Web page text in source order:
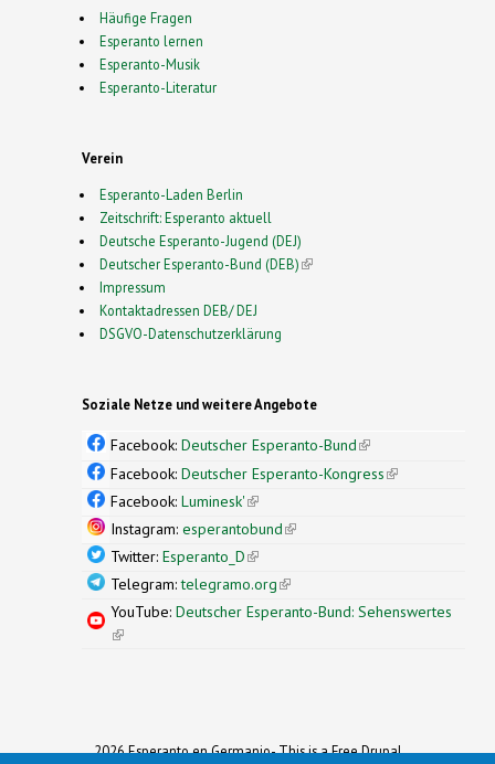
Häufige Fragen
Esperanto lernen
Esperanto-Musik
Esperanto-Literatur
Verein
Esperanto-Laden Berlin
Zeitschrift: Esperanto aktuell
Deutsche Esperanto-Jugend (DEJ)
Deutscher Esperanto-Bund (DEB)(link is external)
Impressum
Kontaktadressen DEB/ DEJ
DSGVO-Datenschutzerklärung
Soziale Netze und weitere Angebote
Facebook: Deutscher Esperanto-Bund(link is
external)
Facebook: Deutscher Esperanto-Kongress(link is
Facebook: Luminesk'(link is external)
Instagram: esperantobund(link is external)
Twitter: Esperanto_D(link is external)
Telegram:telegramo.org(link is external)
YouTube: Deutscher Esperanto-Bund: Sehenswertes
(link is external)
2026 Esperanto en Germanio- This is a Free Drupal